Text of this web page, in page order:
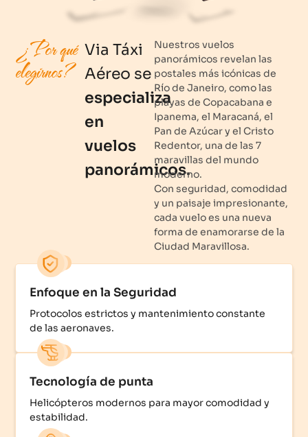
¿Por qué
elegirnos?
Via Táxi
Aéreo se
especializa
en
vuelos
panorámicos.
Nuestros vuelos
panorámicos revelan las
postales más icónicas de
Río de Janeiro, como las
playas de Copacabana e
Ipanema, el Maracaná, el
Pan de Azúcar y el Cristo
Redentor, una de las 7
maravillas del mundo
moderno.
Con seguridad, comodidad
y un paisaje impresionante,
cada vuelo es una nueva
forma de enamorarse de la
Ciudad Maravillosa.
Enfoque en la Seguridad
Protocolos estrictos y mantenimiento constante
de las aeronaves.
Tecnología de punta
Helicópteros modernos para mayor comodidad y
estabilidad.